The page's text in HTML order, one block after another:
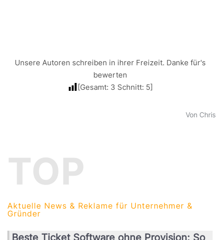
Unsere Autoren schreiben in ihrer Freizeit. Danke für's
bewerten
[Gesamt: 3 Schnitt: 5]
Von Chris
TOP
Aktuelle News & Reklame für Unternehmer &
Gründer
Beste Ticket Software ohne Provision: So